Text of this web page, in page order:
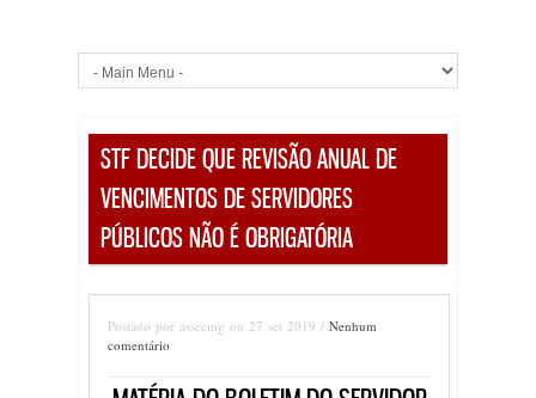
STF DECIDE QUE REVISÃO ANUAL DE
VENCIMENTOS DE SERVIDORES
PÚBLICOS NÃO É OBRIGATÓRIA
Postado por assecmg on 27 set 2019 / Nenhum
comentário